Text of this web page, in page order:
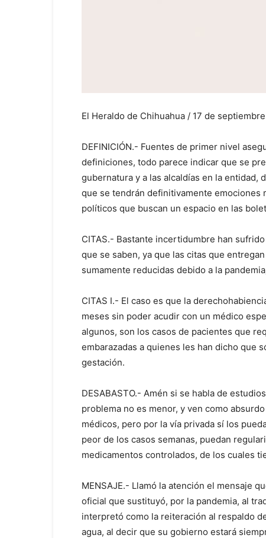
El Heraldo de Chihuahua / 17 de
DEFINICIÓN.- Fuentes de primer nivel
definiciones, todo parece indicar que se
gubernatura y a las alcaldías en la entidad,
que se tendrán definitivamente
políticos que buscan un espacio en las
CITAS.- Bastante incertidumbre han
que se saben, ya que las citas que
sumamente reducidas debido a la
CITAS I.- El caso es que la
meses sin poder acudir con un médico
algunos, son los casos de pacientes que
embarazadas a quienes les han dicho que
gestación.
DESABASTO.- Amén si se habla de
problema no es menor, y ven como
médicos, pero por la vía privada sí los
peor de los casos semanas, puedan
medicamentos controlados, de los cuales
MENSAJE.- Llamó la atención el mensaje
oficial que sustituyó, por la pandemia, al
interpretó como la reiteración al respaldo
agua, al decir que su gobierno estará